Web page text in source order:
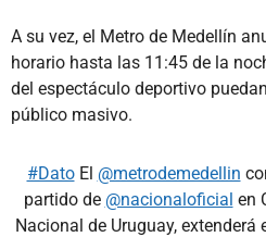
A su vez, el Metro de Medellín
horario hasta las 11:45 de la
del espectáculo deportivo
público masivo.
#DatoEl @metrodemedellin
partido de @nacionaloficial en
Nacional de Uruguay,